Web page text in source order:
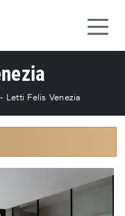
- Letti Felis Venezia